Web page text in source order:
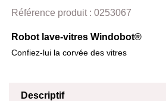
Référence produit : 0253067
Robot lave-vitres Windobot®
Confiez-lui la corvée des vitres
Descriptif